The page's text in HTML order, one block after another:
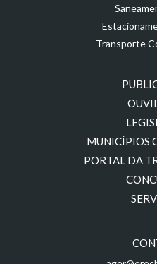
Transporte
MUNICÍPIOS
PORTAL DA